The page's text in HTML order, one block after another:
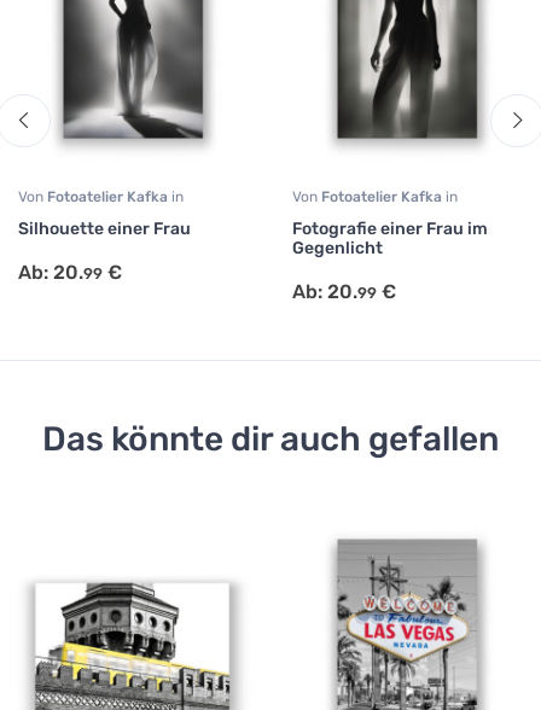
Von Fotoatelier Kafka in
Fotografie
Portrait
Weiß
Silhouette einer Frau
Ab: 20.99 €
Von Fotoatelier Kafka in
Fotografie, Portrait
Schwarz
Weiß
Fotografie einer Frau im
Gegenlicht
Ab: 20.99 €
Das könnte dir auch gefallen